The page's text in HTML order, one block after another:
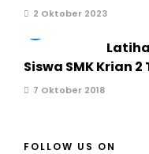
2 Oktober 2023
Siswa SMK Krian 2
7 Oktober 2018
FOLLOW US ON